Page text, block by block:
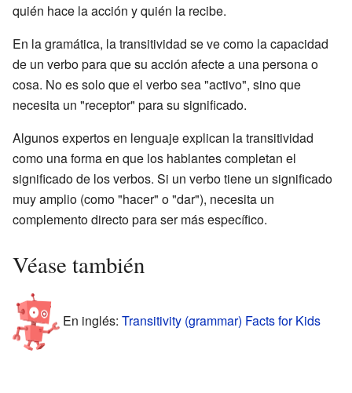
quién hace la acción y quién la recibe.
En la gramática, la transitividad se ve como la capacidad
de un verbo para que su acción afecte a una persona o
cosa. No es solo que el verbo sea "activo", sino que
necesita un "receptor" para su significado.
Algunos expertos en lenguaje explican la transitividad
como una forma en que los hablantes completan el
significado de los verbos. Si un verbo tiene un significado
muy amplio (como "hacer" o "dar"), necesita un
complemento directo para ser más específico.
Véase también
En inglés: Transitivity (grammar) Facts for Kids